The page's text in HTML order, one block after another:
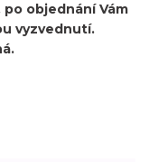
objednání Vám
vyzvednutí.